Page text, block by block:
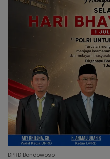
DPRD Bondowoso